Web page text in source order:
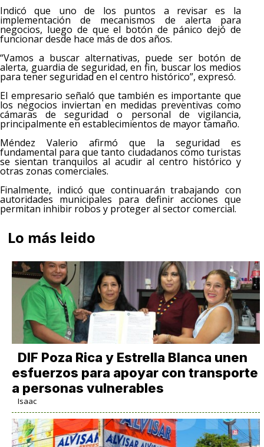
Indicó que uno de los puntos a revisar es la
implementación de mecanismos de alerta para
negocios, luego de que el botón de pánico dejó de
funcionar desde hace más de dos años.
“Vamos a buscar alternativas, puede ser botón de
alerta, guardia de seguridad, en fin, buscar los medios
para tener seguridad en el centro histórico”, expresó.
El empresario señaló que también es importante que
los negocios inviertan en medidas preventivas como
cámaras de seguridad o personal de vigilancia,
principalmente en establecimientos de mayor tamaño.
Méndez Valerio afirmó que la seguridad es
fundamental para que tanto ciudadanos como turistas
se sientan tranquilos al acudir al centro histórico y
otras zonas comerciales.
Finalmente, indicó que continuarán trabajando con
autoridades municipales para definir acciones que
permitan inhibir robos y proteger al sector comercial.
Lo más leido
DIF Poza Rica y Estrella Blanca unen
esfuerzos para apoyar con transporte
a personas vulnerables
Isaac